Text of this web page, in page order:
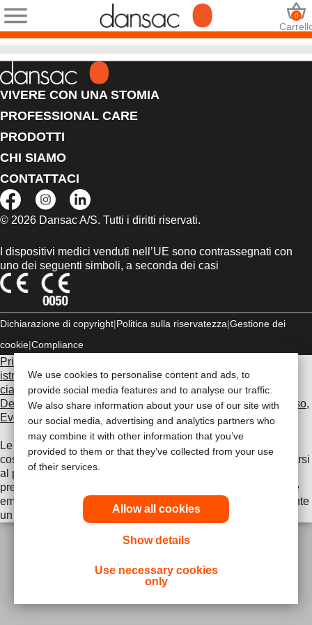
We use cookies to personalise content and ads, to
provide social media features and to analyse our traffic.
We also share information about your use of our site with
our social media, advertising and analytics partners who
may combine it with other information that you’ve
provided to them or that they’ve collected from your use
of their services.
Allow all cookies
Show details
Use necessary cookies
only
0
VIVERE CON UNA STOMIA
PROFESSIONAL CARE
PRODOTTI
CHI SIAMO
CONTATTACI
© 2026 Dansac A/S. Tutti i diritti riservati.
I dispositivi medici venduti nell’UE sono contrassegnati con
uno dei seguenti simboli, a seconda dei casi
Dichiarazione di copyright Politica sulla riservatezza Gestione dei
cookie Compliance
Prima di utilizzare uno dei prodotti indicati, leggi per intero le
istruzioni d'uso contenute nel foglietto illustrativo fornito con
ciascun prodotto, che include le sezioni Uso previsto,
Descrizione, Controindicazioni, Avvertenze, Precauzioni d'uso,
Eventi avversi e Istruzioni d'uso del dispositivo.
Le informazioni fornite nel presente documento non
costituiscono un parere medico, pertanto è opportuno rivolgersi
al proprio medico curante o ad altro operatore sanitario. Le
presenti informazioni non devono essere utilizzate durante le
emergenze. In caso di emergenza, consultare immediatamente
un medico.